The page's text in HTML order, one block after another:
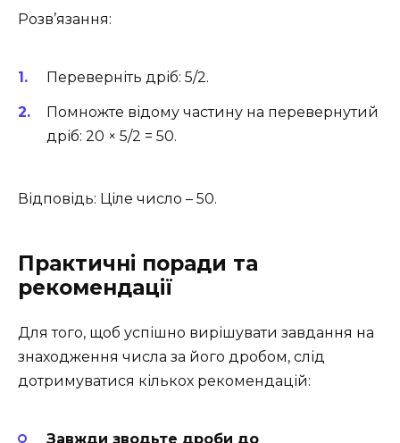
Розв’язання:
Переверніть дріб: 5/2.
Помножте відому частину на перевернутий
дріб: 20 × 5/2 = 50.
Відповідь: Ціле число – 50.
Практичні поради та
рекомендації
Для того, щоб успішно вирішувати завдання на
знаходження числа за його дробом, слід
дотримуватися кількох рекомендацій:
Завжди зводьте дроби до